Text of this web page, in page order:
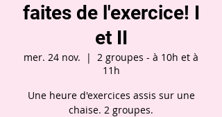
faites de l'exercice! I
et II
mer. 24 nov.
  |
2 groupes - à 10h et à
11h
Une heure d'exercices assis sur une
chaise. 2 groupes.